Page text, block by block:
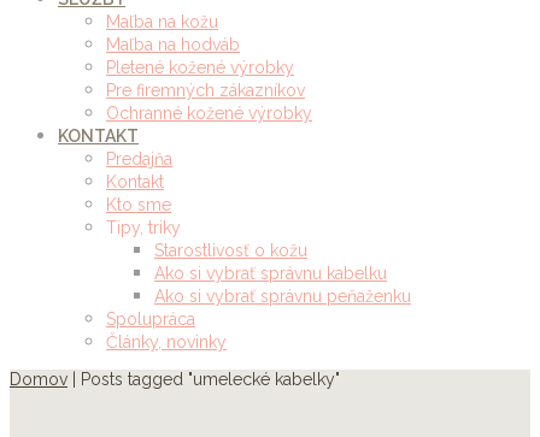
Maľba na kožu
Maľba na hodváb
Pletené kožené výrobky
Pre firemných zákazníkov
Ochranné kožené výrobky
KONTAKT
Predajňa
Kontakt
Kto sme
Tipy, triky
Starostlivosť o kožu
Ako si vybrať správnu kabelku
Ako si vybrať správnu peňaženku
Spolupráca
Články, novinky
Domov
Posts tagged "umelecké kabelky"